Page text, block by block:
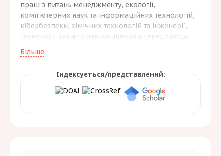
праці з питань менеджменту, екології,
комп’ютерних наук та інформаційних технологій,
кібербезпеки, хімічних технологій та інженерії,
технології захисту навколишнього середовища,
танспортних технологій. Журнал дотримується
українською, англійською або польською мовами
двічі на рік. Метою видання є забезпечення
наукової громадськості актуальною інформацією
Більше
Індексується/представлений: